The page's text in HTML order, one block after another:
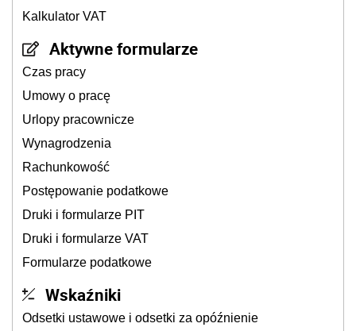
Kalkulator VAT
Aktywne formularze
Czas pracy
Umowy o pracę
Urlopy pracownicze
Wynagrodzenia
Rachunkowość
Postępowanie podatkowe
Druki i formularze PIT
Druki i formularze VAT
Formularze podatkowe
Wskaźniki
Odsetki ustawowe i odsetki za opóźnienie